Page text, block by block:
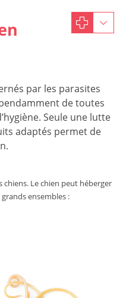
par les parasites
de toutes
Seule une lutte
adaptés permet de
chiens. Le chien peut héberger
ensembles :